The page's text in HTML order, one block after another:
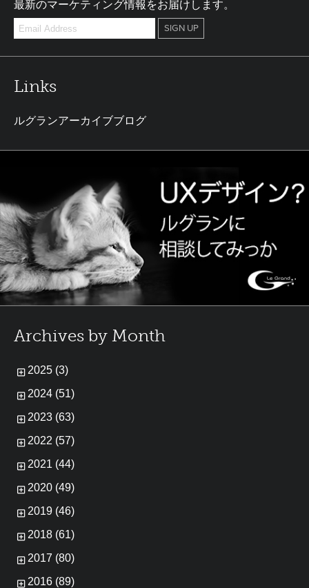
最新のマーケティング情報をお届けします。
Links
ルグランアーカイブブログ
Archives by Month
2025 (3)
2024 (51)
2023 (63)
2022 (57)
2021 (44)
2020 (49)
2019 (46)
2018 (61)
2017 (80)
2016 (89)